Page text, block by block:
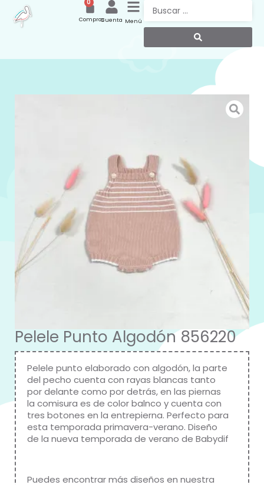
Menú
Cuenta
0
Compras
Pelele Punto Algodón 856220
Pelele punto elaborado con algodón, la parte
del pecho cuenta con rayas blancas tanto
por delante como por detrás, en las piernas
la comisura es de color balnco y cuenta con
tres botones en la entrepierna. Perfecto para
esta temporada primavera-verano. Diseño
de la nueva temporada de verano de Babydif
Puedes encontrar más diseños en nuestra